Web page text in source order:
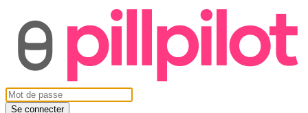
Se connecter